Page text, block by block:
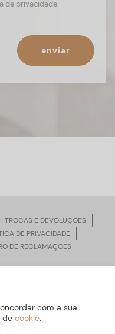
de privacidade.
enviar
TROCAS E DEVOLUÇÕES
DE PRIVACIDADE
DE RECLAMAÇÕES
| Desenvolvido por
com a sua
de cookie.